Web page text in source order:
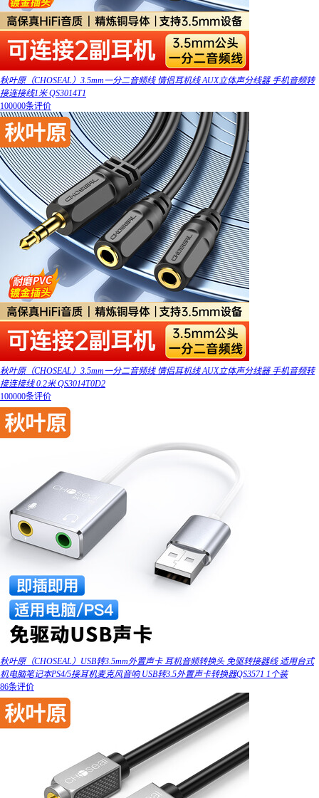
秋叶原（CHOSEAL）3.5mm一分二音频线 情侣耳机线 AUX立体声分线器 手机音频转
接连接线1米 QS3014T1
100000条评价
秋叶原（CHOSEAL）3.5mm一分二音频线 情侣耳机线 AUX立体声分线器 手机音频转
接连接线 0.2米 QS3014T0D2
100000条评价
秋叶原（CHOSEAL）USB转3.5mm外置声卡 耳机音频转换头 免驱转接器线 适用台式
机电脑笔记本PS4/5接耳机麦克风音响 USB转3.5外置声卡转换器QS3571 1个装
86条评价